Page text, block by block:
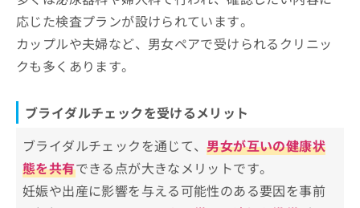
広島中央通り 香月産婦人科
小松クリニック
【ブライダルチェックの基礎知識】これを知っ
てからブライダルチェックを検討しよう！
応じた検査プランが設けられています。
カップルや夫婦など、男女ペアで受けられるクリニッ
クも多くあります。
ブライダルチェックを受けるメリット
ブライダルチェックを通じて、男女が互いの健康状
態を共有できる点が大きなメリットです。
妊娠や出産に影響を与える可能性のある要因を事前
の
修
正
は
こ
ら
そ
の
他
の
申
し
込
み
は
ち
ら